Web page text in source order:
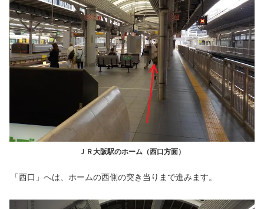
ＪＲ大阪駅のホーム（西口方面）
「西口」へは、ホームの西側の突き当りまで進みます。